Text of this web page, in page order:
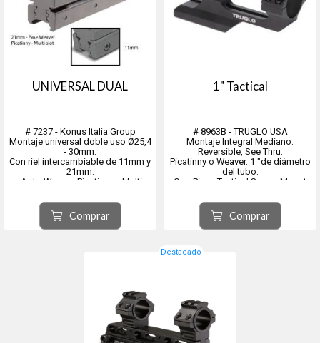
UNIVERSAL DUAL
# 7237 - Konus Italia Group
Montaje universal doble uso Ø25,4
- 30mm.
Con riel intercambiable de 11mm y
21mm.
- Apto Weaver, Picatinny y Multi-
- Apto montaje 11mm
- Con recoil stop (ideal Nitro
Pistón.)
- Fabricados en aluminio
Comprar
1" Tactical
# 8963B - TRUGLO USA
Montaje Integral Mediano.
Reversible, See Thru.
Picatinny o Weaver. 1 "de diámetro
del tubo.
One-Piece Tactical Scope Mount
Picatinny o Weaver.
- Construcción mecanizada por
CNC
- Base Reversible de una sola
Comprar
Destacado